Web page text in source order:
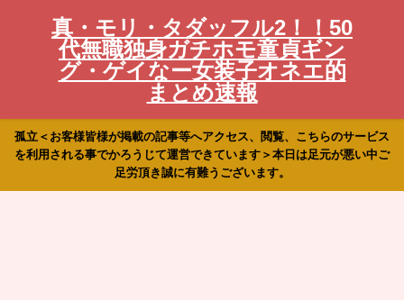
真・モリ・タダッフル2！！50
代無職独身ガチホモ童貞ギン
グ・ゲイなー女装子オネエ的
まとめ速報
孤立＜お客様皆様が掲載の記事等へアクセス、閲覧、こちらのサービス
を利用される事でかろうじて運営できています＞本日は足元が悪い中ご
足労頂き誠に有難うございます。